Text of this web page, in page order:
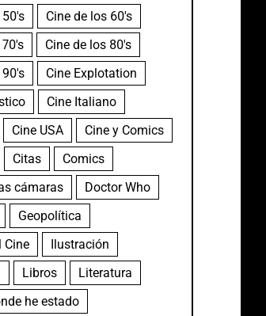
50's
Cine de los 60's
Cine de los 80's
90's
Cine Explotation
Cine Italiano
Cine USA
Cine y Comics
Citas
Comics
cámaras
Doctor Who
Geopolítica
Cine
Ilustración
Libros
Literatura
he estado